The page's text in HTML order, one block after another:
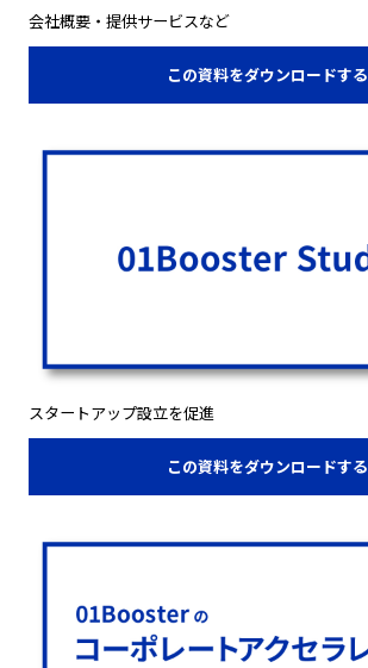
会社概要・提供サービスなど
この資料をダウンロードする
スタートアップ設立を促進
この資料をダウンロードする